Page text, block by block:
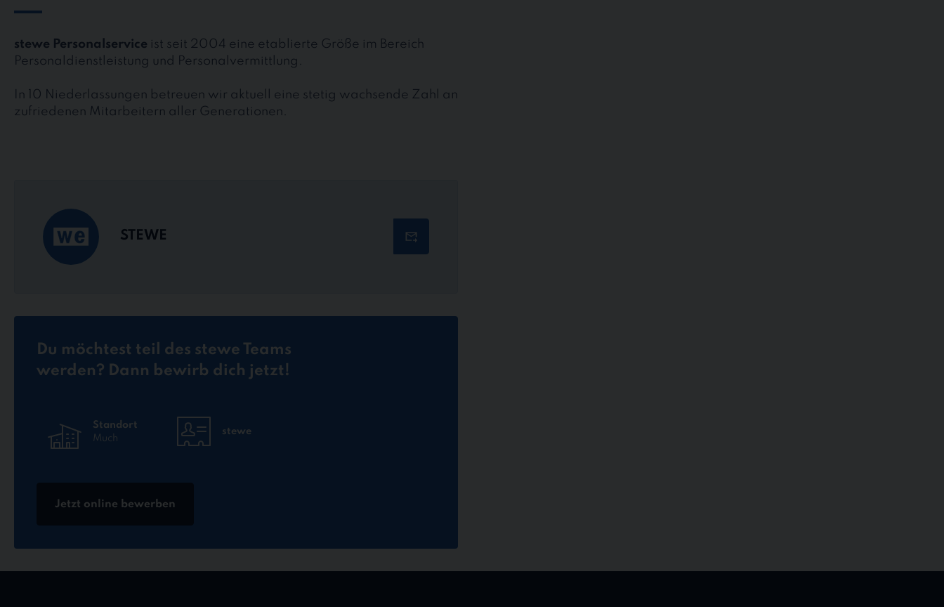
stewe Personalservice ist seit 2004 eine etablierte Größe im Bereich
Personaldienstleistung und Personalvermittlung.
In 10 Niederlassungen betreuen wir aktuell eine stetig wachsende Zahl an
zufriedenen Mitarbeitern aller Generationen.
STEWE
Du möchtest teil des stewe Teams
werden? Dann bewirb dich jetzt!
Standort
Much
stewe
Jetzt online bewerben